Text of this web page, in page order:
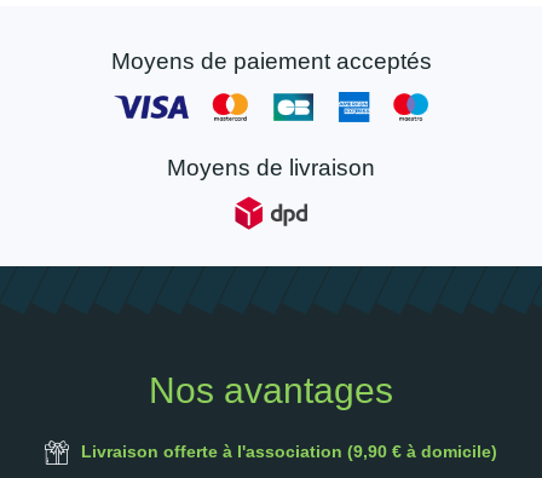
Moyens de paiement acceptés
Moyens de livraison
Nos avantages
Livraison offerte à l'association (9,90 € à domicile)